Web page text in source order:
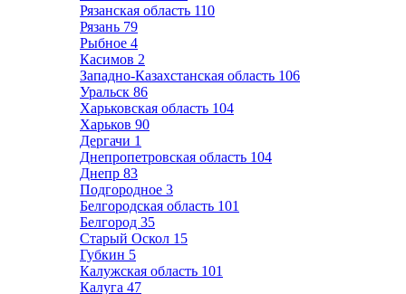
Рязанская область 110
Рязань 79
Рыбное 4
Касимов 2
Западно-Казахстанская область 106
Уральск 86
Харьковская область 104
Харьков 90
Дергачи 1
Днепропетровская область 104
Днепр 83
Подгородное 3
Белгородская область 101
Белгород 35
Старый Оскол 15
Губкин 5
Калужская область 101
Калуга 47